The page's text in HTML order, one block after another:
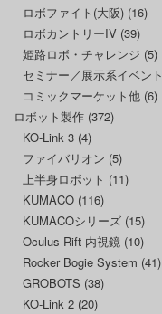
ロボファイト(大阪) (16)
ロボカントリーIV (39)
姫路ロボ・チャレンジ (5)
セミナー／展示系イベント
コミックマーケット他 (6)
ロボット製作 (372)
KO-Link 3 (4)
ファイバリオン (5)
上半身ロボット (11)
KUMACO (116)
KUMACOシリーズ (15)
Oculus Rift 内視鏡 (10)
Rocker Bogie System (41)
GROBOTS (38)
KO-Link 2 (20)